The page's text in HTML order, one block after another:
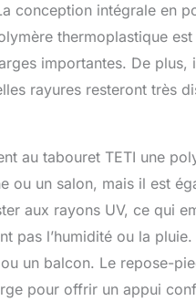
conception intégrale en
thermoplastique
importantes. De
rayures resteront très
au tabouret TETI une
ou un salon, mais il est
aux rayons UV, ce qui
pas l’humidité ou la
un balcon. Le repose-
pour offrir un appui